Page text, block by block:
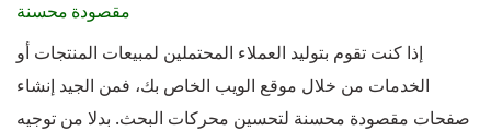
إذا كنت تقوم بتوليد العملاء المحتملين لمبيعات المنتجات أو
الخدمات من خلال موقع الويب الخاص بك، فمن الجيد إنشاء
صفحات مقصودة محسنة لتحسين محركات البحث. بدلا من توجيه